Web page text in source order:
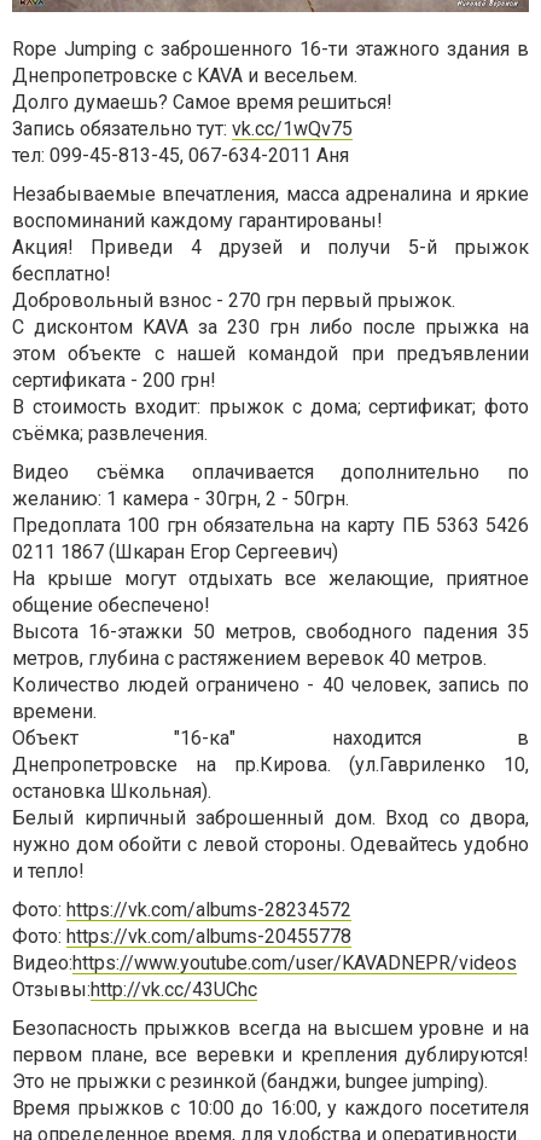
Rope Jumping с заброшенного 16-ти этажного здания в
Днепропетровске с KAVA и весельем.
Долго думаешь? Самое время решиться!
Запись обязательно тут: vk.cc/1wQv75
тел: 099-45-813-45, 067-634-2011 Аня
Незабываемые впечатления, масса адреналина и яркие
воспоминаний каждому гарантированы!
Акция! Приведи 4 друзей и получи 5-й прыжок
бесплатно!
Добровольный взнос - 270 грн первый прыжок.
С дисконтом KAVA за 230 грн либо после прыжка на
этом объекте с нашей командой при предъявлении
сертификата - 200 грн!
В стоимость входит: пpыжoк c дома; сертификат; фoтo
съёмка; развлечения.
Видeo съёмка оплачивается дополнительно по
желанию: 1 камера - 30грн, 2 - 50грн.
Предоплата 100 грн обязательна на карту ПБ 5363 5426
0211 1867 (Шкаран Егор Сергеевич)
На крыше могут отдыхать все желающие, приятное
общение обеспечено!
Высота 16-этажки 50 метров, свободного падения 35
метров, глубина с растяжением веревок 40 метров.
Количество людей ограничено - 40 человек, запись по
времени.
Объект "16-ка" находится в
Днепропетровске на пр.Кирова. (ул.Гавриленко 10,
остановка Школьная).
Белый кирпичный заброшенный дом. Вход со двора,
нужно дом обойти с левой стороны. Одевайтесь удобно
и тепло!
Фото: https://vk.com/albums-28234572
Фото: https://vk.com/albums-20455778
Видео:https://www.youtube.com/user/KAVADNEPR/videos
Отзывы:http://vk.cc/43UChc
Безопасность прыжков всегда на высшем уровне и на
первом плане, все веревки и крепления дублируются!
Это не прыжки с резинкой (банджи, bungee jumping).
Время прыжков с 10:00 до 16:00, у каждого посетителя
на определенное время, для удобства и оперативности.